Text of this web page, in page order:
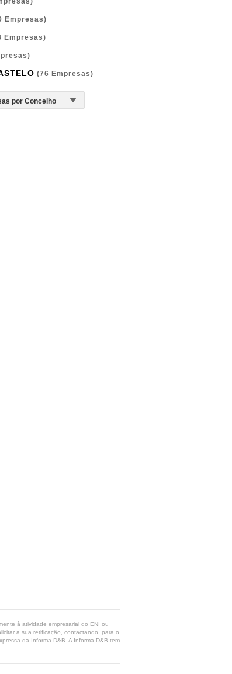
Empresas)
Empresas)
(76 Empresas)
à atividade empresarial do ENI ou
a sua retificação, contactando, para o
da Informa D&B. A Informa D&B tem